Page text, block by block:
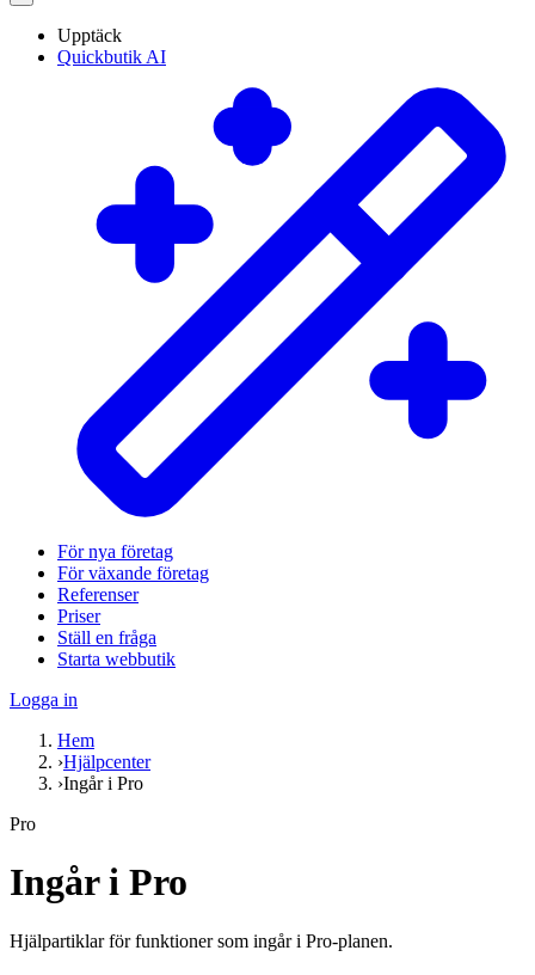
Upptäck
Quickbutik AI
För nya företag
För växande företag
Referenser
Priser
Ställ en fråga
Starta webbutik
Logga in
Hem
›Hjälpcenter
›Ingår i Pro
Pro
Ingår i Pro
Hjälpartiklar för funktioner som ingår i Pro-planen.